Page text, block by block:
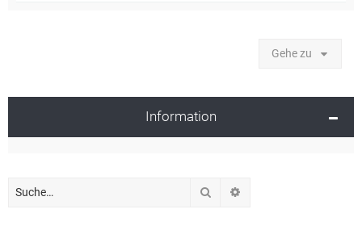
Gehe zu
Information
Suche